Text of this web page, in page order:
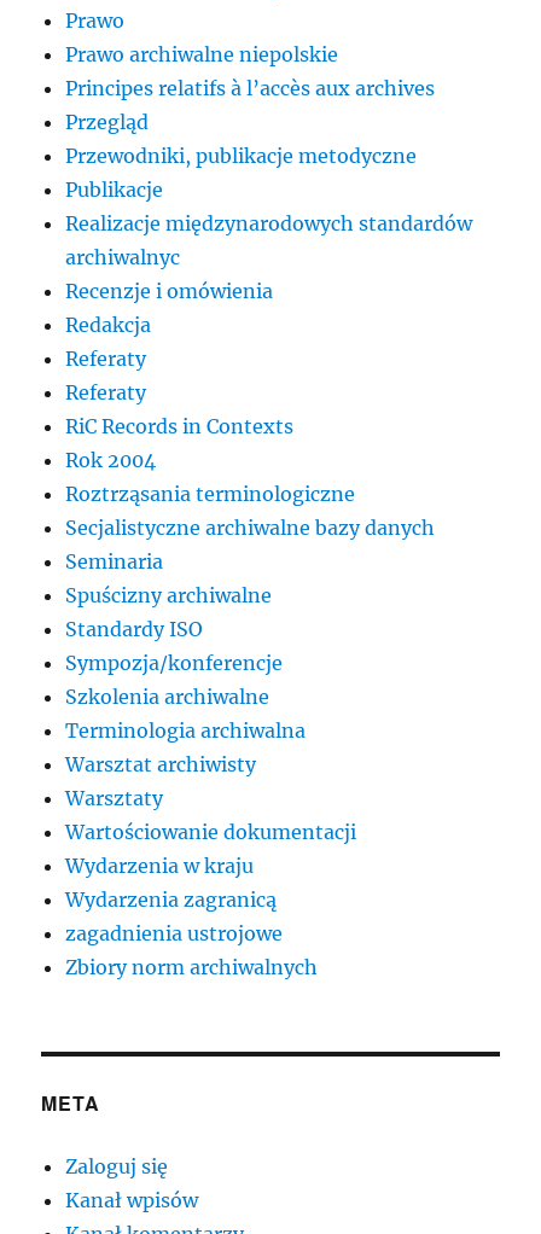
Prawo
Prawo archiwalne niepolskie
Principes relatifs à l’accès aux archives
Przegląd
Przewodniki, publikacje metodyczne
Publikacje
Realizacje międzynarodowych standardów
archiwalnyc
Recenzje i omówienia
Redakcja
Referaty
Referaty
RiC Records in Contexts
Rok 2004
Roztrząsania terminologiczne
Secjalistyczne archiwalne bazy danych
Seminaria
Spuścizny archiwalne
Standardy ISO
Sympozja/konferencje
Szkolenia archiwalne
Terminologia archiwalna
Warsztat archiwisty
Warsztaty
Wartościowanie dokumentacji
Wydarzenia w kraju
Wydarzenia zagranicą
zagadnienia ustrojowe
Zbiory norm archiwalnych
META
Zaloguj się
Kanał wpisów